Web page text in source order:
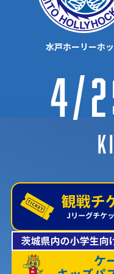
水戸ホーリーホ
4/